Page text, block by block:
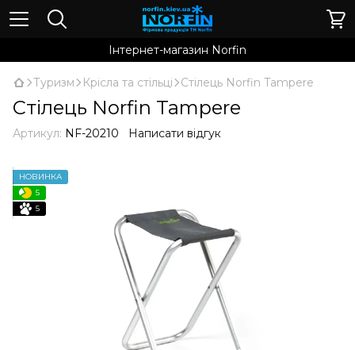
Інтернет-магазин Norfin
Туризм Крісла та стільці Стілець Norfin Tampere
Стілець Norfin Tampere
Артикул: NF-20210 Написати відгук
НОВИНКА
5
5